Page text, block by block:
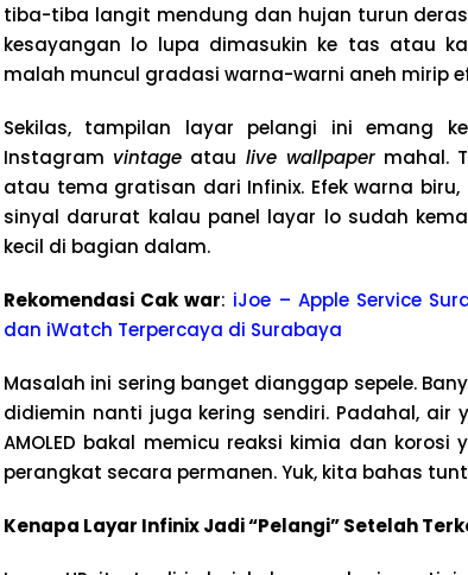
tiba-tiba langit mendung dan hujan turun deras
kesayangan lo lupa dimasukin ke tas atau
malah muncul gradasi warna-warni aneh mirip
Sekilas, tampilan layar pelangi ini emang
Instagram vintage atau live wallpapermahal.
atau tema gratisan dari Infinix. Efek warna
sinyal darurat kalau panel layar lo sudah
kecil di bagian dalam.
Rekomendasi Cak war: iJoe – Apple Service
dan iWatch Terpercaya di Surabaya
Masalah ini sering banget dianggap sepele.
didiemin nanti juga kering sendiri. Padahal, air
AMOLED bakal memicu reaksi kimia dan
perangkat secara permanen. Yuk, kita bahas
Kenapa Layar Infinix Jadi “Pelangi” Setelah